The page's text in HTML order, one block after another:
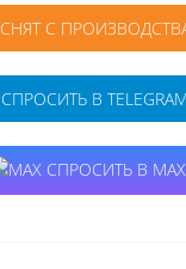
СНЯТ С
СПРОСИТЬ В TELEGRAM
СПРОСИТЬ В MAX